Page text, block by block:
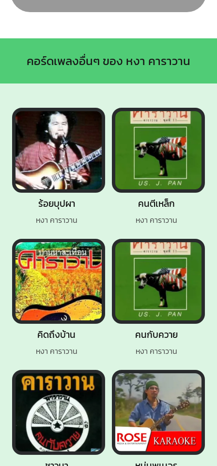
คอร์ดเพลงอื่นๆ ของ หงา คาราวาน
ร้อยบุปผา
หงา คาราวาน
คิดถึงบ้าน
หงา คาราวาน
คนกับควาย
หงา คาราวาน
คนตีเหล็ก
หงา คาราวาน